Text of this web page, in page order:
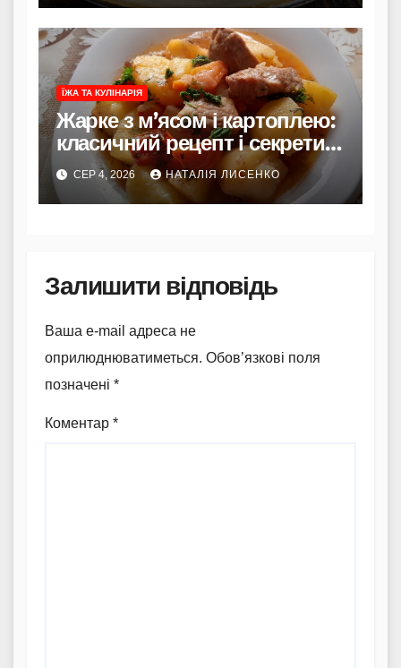
ЇЖА ТА КУЛІНАРІЯ
Жарке з м’ясом і картоплею:
класичний рецепт і секрети
смаку
СЕР 4, 2026 НАТАЛІЯ ЛИСЕНКО
Залишити відповідь
Ваша e-mail адреса не
оприлюднюватиметься. Обов’язкові поля
позначені *
Коментар *